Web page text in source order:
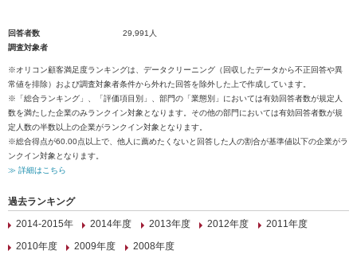
回答者数
29,991人
調査対象者
※オリコン顧客満足度ランキングは、データクリーニング（回収したデータから不正回答や異
常値を排除）および調査対象者条件から外れた回答を除外した上で作成しています。
※「総合ランキング」、「評価項目別」、部門の「業態別」においては有効回答者数が規定人
数を満たした企業のみランクイン対象となります。その他の部門においては有効回答者数が規
定人数の半数以上の企業がランクイン対象となります。
※総合得点が60.00点以上で、他人に薦めたくないと回答した人の割合が基準値以下の企業がラ
ンクイン対象となります。
≫ 詳細はこちら
過去ランキング
2014-2015年
2014年度 2013年度 2012年度
2011年度
2010年度
2009年度 2008年度